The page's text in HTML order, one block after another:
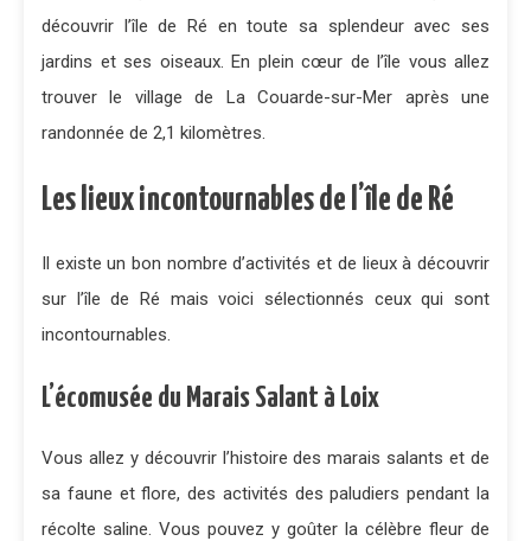
découvrir l’île de Ré en toute sa splendeur avec ses
jardins et ses oiseaux. En plein cœur de l’île vous allez
trouver le village de La Couarde-sur-Mer après une
randonnée de 2,1 kilomètres.
Les lieux incontournables de l’île de Ré
Il existe un bon nombre d’activités et de lieux à découvrir
sur l’île de Ré mais voici sélectionnés ceux qui sont
incontournables.
L’écomusée du Marais Salant à Loix
Vous allez y découvrir l’histoire des marais salants et de
sa faune et flore, des activités des paludiers pendant la
récolte saline. Vous pouvez y goûter la célèbre fleur de